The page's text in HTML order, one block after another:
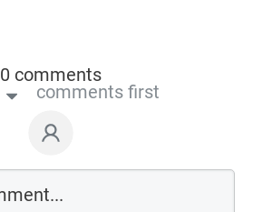
0 comments
comments first